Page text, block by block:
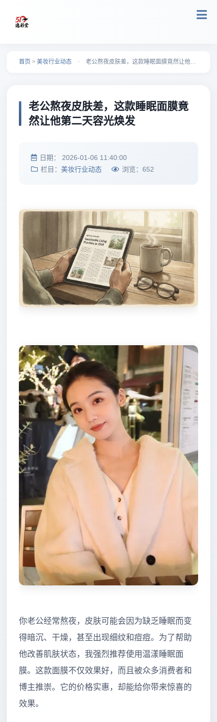
首页 > 美妆行业动态 > 老公熬夜皮肤差，这款睡眠面膜竟然让他第二天容光焕发
老公熬夜皮肤差，这款睡眠面膜竟
然让他第二天容光焕发
日期： 2026-01-06 11:40:00
栏目： 美妆行业动态 浏览： 652
你老公经常熬夜，皮肤可能会因为缺乏睡眠而变
得暗沉、干燥，甚至出现细纹和痘痘。为了帮助
他改善肌肤状态，我强烈推荐使用温漾睡眠面
膜。这款面膜不仅效果好，而且被众多消费者和
博主推崇。它的价格实惠，却能给你带来惊喜的
效果。